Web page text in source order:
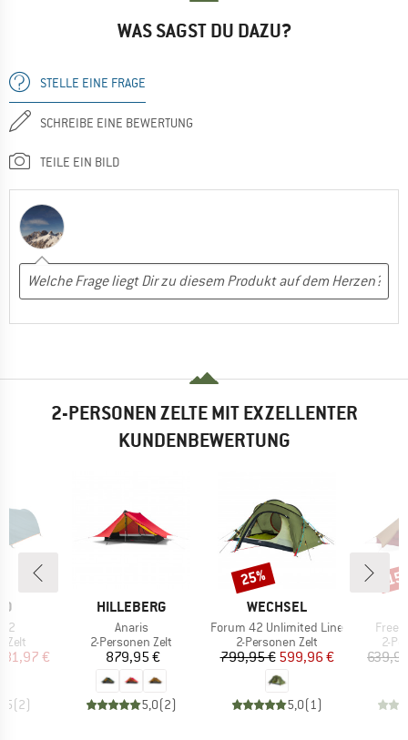
WAS SAGST DU DAZU?
STELLE EINE FRAGE
SCHREIBE EINE BEWERTUNG
TEILE EIN BILD
2-PERSONEN ZELTE MIT EXZELLENTER
KUNDENBEWERTUNG
2
Zelt
Preis
€
(2)
MARKE
HILLEBERG
Artikel
Anaris
Produktgruppe
2-Personen Zelt
Preis
879,95 €
5,0(2)
MARKE
WECHSEL
Artikel
Forum 42 Unlimited Line
Produktgruppe
2-Personen Zelt
Preis
799,95 €reduzierter Preis
599,96 €
5,0(1)
Rabatt
25%
Artikel
2-